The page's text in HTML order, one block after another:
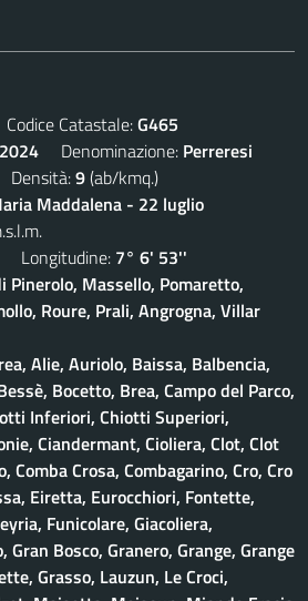
Catastale:G465
Denominazione: Perreresi
9(ab/kmq.)
Maddalena - 22 luglio
Longitudine: 7° 6' 53''
Pinerolo, Massello, Pomaretto,
Roure, Prali, Angrogna, Villar
Alie, Auriolo, Baissa, Balbencia,
Bocetto, Brea, Campo del Parco,
Inferiori, Chiotti Superiori,
Ciandermant, Cioliera, Clot, Clot
Comba Crosa, Combagarino, Cro, Cro
Eiretta, Eurocchiori, Fontette,
Funicolare, Giacoliera,
Gran Bosco, Granero, Grange, Grange
Grasso, Lauzun, Le Croci,